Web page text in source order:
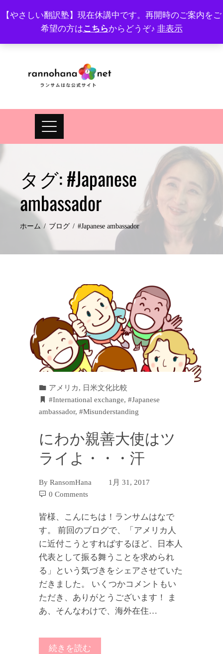
【やさしい翻訳塾】現在休講中です。再開時のご案内をご
希望の方はこちらからどうぞ♪ 非表示
プロフィール FAQ Site map JA EN
タグ:#Japanese
ambassador
ホーム ブログ #Japanese ambassador
アメリカ, 日米文化比較
#International exchange,#Japanese
ambassador,#Misunderstanding
にわか親善大使はツ
ライよ・・・汗
ByRansomHana
1月 31, 2017
0 Comments
皆様、こんにちは！ランサムはなで
す。 前回のブログで、「アメリカ人
に近付こうとすればするほど、日本人
代表として振る舞うことを求められ
る」という気づきをシェアさせていた
だきました。 いくつかコメントもい
ただき、ありがとうございます！ ま
あ、そんなわけで、海外在住…
続きを読む